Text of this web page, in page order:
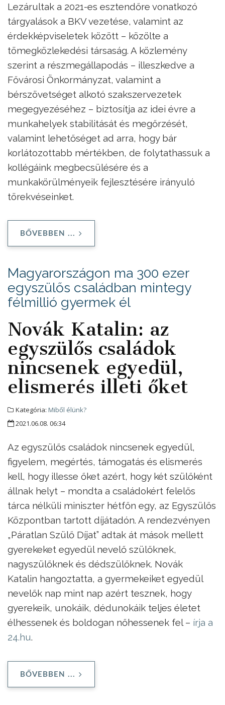
Lezárultak a 2021-es esztendőre vonatkozó
tárgyalások a BKV vezetése, valamint az
érdekképviseletek között – közölte a
tömegközlekedési társaság. A közlemény
szerint a részmegállapodás – illeszkedve a
Fővárosi Önkormányzat, valamint a
bérszövetséget alkotó szakszervezetek
megegyezéséhez – biztosítja az idei évre a
munkahelyek stabilitását és megőrzését,
valamint lehetőséget ad arra, hogy bár
korlátozottabb mértékben, de folytathassuk a
kollégáink megbecsülésére és a
munkakörülményeik fejlesztésére irányuló
törekvéseinket.
BŐVEBBEN ...
Magyarországon ma 300 ezer
egyszülős családban mintegy
félmillió gyermek él
Novák Katalin: az
egyszülős családok
nincsenek egyedül,
elismerés illeti őket
Kategória: Miből élünk?
2021.06.08. 06:34
Az egyszülős családok nincsenek egyedül,
figyelem, megértés, támogatás és elismerés
kell, hogy illesse őket azért, hogy két szülőként
állnak helyt – mondta a családokért felelős
tárca nélküli miniszter hétfőn egy, az Egyszülős
Központban tartott díjátadón. A rendezvényen
„Páratlan Szülő Díjat” adtak át mások mellett
gyerekeket egyedül nevelő szülőknek,
nagyszülőknek és dédszülőknek. Novák
Katalin hangoztatta, a gyermekeiket egyedül
nevelők nap mint nap azért tesznek, hogy
gyerekeik, unokáik, dédunokáik teljes életet
élhessenek és boldogan nőhessenek fel – írja a
24.hu.
BŐVEBBEN ...